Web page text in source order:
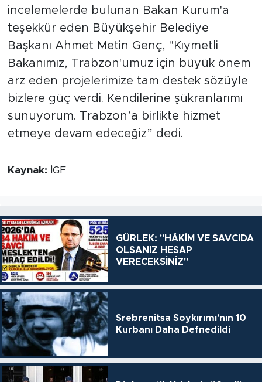
incelemelerde bulunan Bakan Kurum'a
teşekkür eden Büyükşehir Belediye
Başkanı Ahmet Metin Genç, "Kıymetli
Bakanımız, Trabzon'umuz için büyük önem
arz eden projelerimize tam destek sözüyle
bizlere güç verdi. Kendilerine şükranlarımı
sunuyorum. Trabzon’a birlikte hizmet
etmeye devam edeceğiz” dedi.
Kaynak: İGF
GÜRLEK: "HÂKİM VE SAVCIDA
OLSANIZ HESAP
VERECEKSİNİZ"
Srebrenitsa Soykırımı'nın 10
Kurbanı Daha Defnedildi